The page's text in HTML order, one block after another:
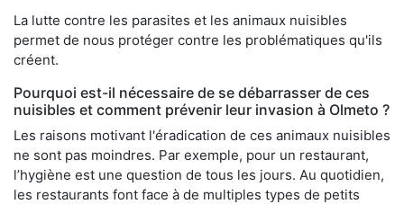
La lutte contre les parasites et les animaux nuisibles
permet de nous protéger contre les problématiques qu'ils
créent.
Pourquoi est-il nécessaire de se débarrasser de ces
nuisibles et comment prévenir leur invasion à Olmeto ?
Les raisons motivant l'éradication de ces animaux nuisibles
ne sont pas moindres. Par exemple, pour un restaurant,
l’hygiène est une question de tous les jours. Au quotidien,
les restaurants font face à de multiples types de petits